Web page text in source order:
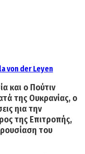
von der Leyen
και ο Πούτιν
της Ουκρανίας, ο
ηια την
της Επιτροπής,
του